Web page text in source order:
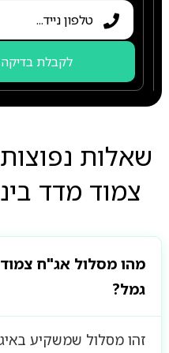
לקבלת
שאלות
צמוד מדד
מהו מסלול אג"ח
גמל?
זהו מסלול שמשקיע